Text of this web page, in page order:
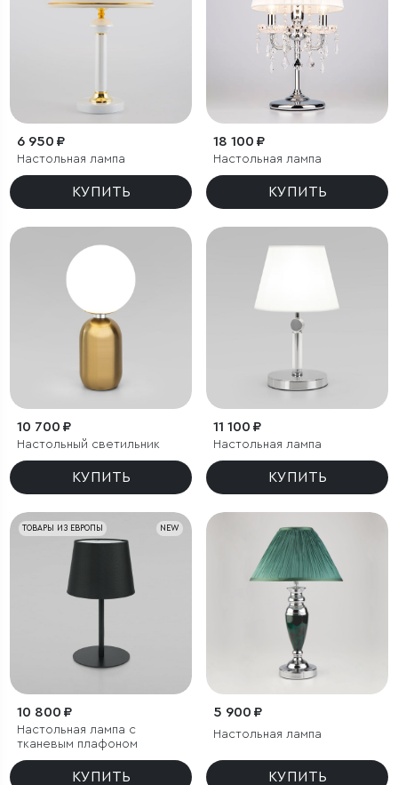
6 950 ₽
Настольная лампа
КУПИТЬ
18 100 ₽
Настольная лампа
КУПИТЬ
10 700 ₽
Настольный светильник
КУПИТЬ
11 100 ₽
Настольная лампа
КУПИТЬ
NEW
ТОВАРЫ ИЗ ЕВРОПЫ
10 800 ₽
Настольная лампа с
тканевым плафоном
КУПИТЬ
5 900 ₽
Настольная лампа
КУПИТЬ